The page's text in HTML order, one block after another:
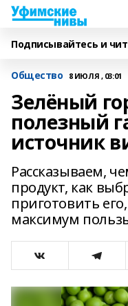
Подписывайтесь и
Общество 8 ИЮЛЯ , 03:01
Зелёный
полезный
источник
Рассказываем,
продукт, как
приготовить
максимум